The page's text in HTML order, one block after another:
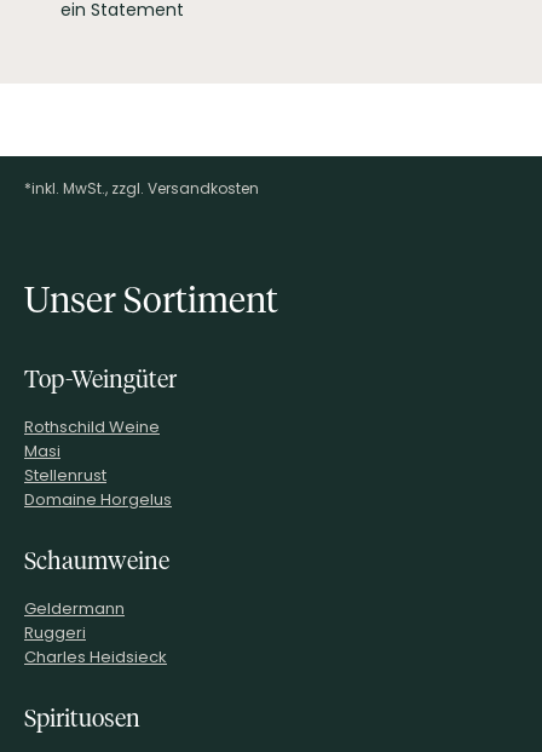
ein Statement
Footer-Menü
*inkl. MwSt., zzgl. Versandkosten
Unser Sortiment
Top-Weingüter
Rothschild Weine
Masi
Stellenrust
Domaine Horgelus
Schaumweine
Geldermann
Ruggeri
Charles Heidsieck
Spirituosen